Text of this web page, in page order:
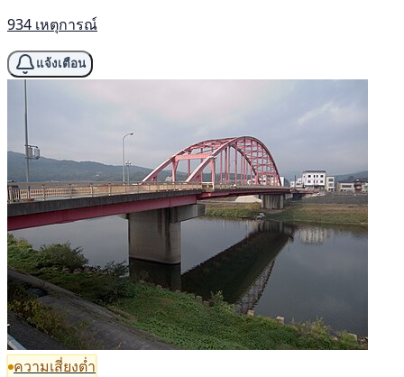
934 เหตุการณ์
แจ้งเตือน
ความเสี่ยงต่ำ